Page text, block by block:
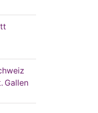
Gallen